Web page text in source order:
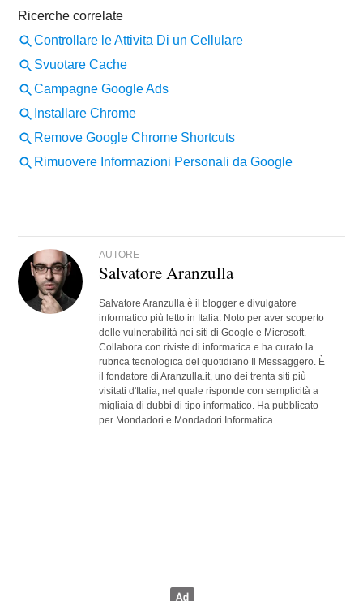
AUTORE
Salvatore Aranzulla
Salvatore Aranzulla è il blogger e divulgatore
informatico più letto in Italia. Noto per aver scoperto
delle vulnerabilità nei siti di Google e Microsoft.
Collabora con riviste di informatica e ha curato la
rubrica tecnologica del quotidiano Il Messaggero. È
il fondatore di Aranzulla.it, uno dei trenta siti più
visitati d'Italia, nel quale risponde con semplicità a
migliaia di dubbi di tipo informatico. Ha pubblicato
per Mondadori e Mondadori Informatica.